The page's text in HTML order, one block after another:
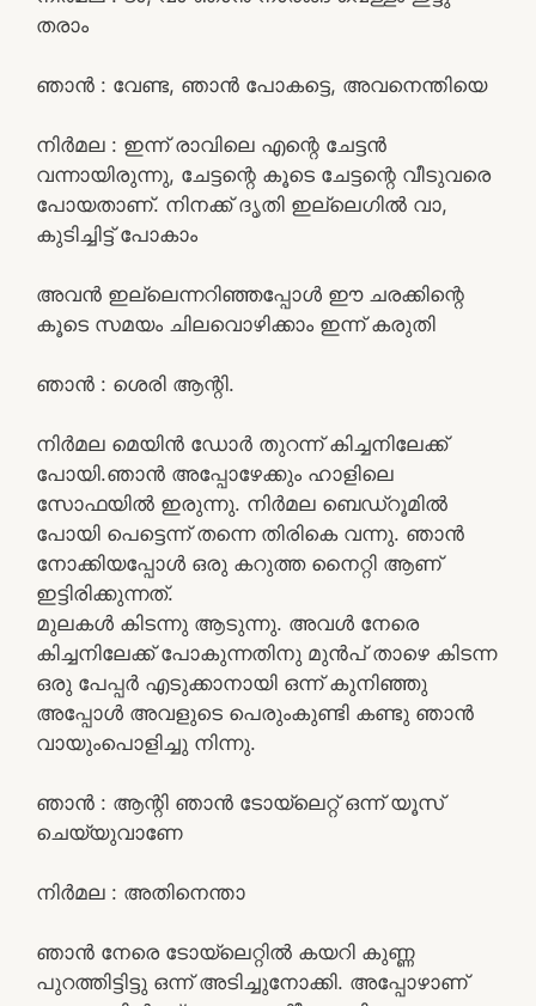
തരാം
ഞാൻ : വേണ്ട, ഞാൻ പോകട്ടെ, അവനെന്തിയെ
നിർമല : ഇന്ന് രാവിലെ എന്റെ ചേട്ടൻ
വന്നായിരുന്നു, ചേട്ടന്റെ കൂടെ ചേട്ടന്റെ വീടുവരെ
പോയതാണ്. നിനക്ക് ദൃതി ഇല്ലെഗിൽ വാ,
കുടിച്ചിട്ട് പോകാം
അവൻ ഇല്ലെന്നറിഞ്ഞപ്പോൾ ഈ ചരക്കിന്റെ
കൂടെ സമയം ചിലവൊഴിക്കാം ഇന്ന് കരുതി
ഞാൻ : ശെരി ആന്റി.
നിർമല മെയിൻ ഡോർ തുറന്ന് കിച്ചനിലേക്ക്
പോയി.ഞാൻ അപ്പോഴേക്കും ഹാളിലെ
സോഫയിൽ ഇരുന്നു. നിർമല ബെഡ്‌റൂമിൽ
പോയി പെട്ടെന്ന് തന്നെ തിരികെ വന്നു. ഞാൻ
നോക്കിയപ്പോൾ ഒരു കറുത്ത നൈറ്റി ആണ്
ഇട്ടിരിക്കുന്നത്.
മുലകൾ കിടന്നു ആടുന്നു. അവൾ നേരെ
കിച്ചനിലേക്ക് പോകുന്നതിനു മുൻപ് താഴെ കിടന്ന
ഒരു പേപ്പർ എടുക്കാനായി ഒന്ന് കുനിഞ്ഞു
അപ്പോൾ അവളുടെ പെരുംകുണ്ടി കണ്ടു ഞാൻ
വായുംപൊളിച്ചു നിന്നു.
ഞാൻ : ആന്റി ഞാൻ ടോയ്‌ലെറ്റ് ഒന്ന് യൂസ്
ചെയ്യുവാണേ
നിർമല : അതിനെന്താ
ഞാൻ നേരെ ടോയ്‌ലെറ്റിൽ കയറി കുണ്ണ
പുറത്തിട്ടിട്ടു ഒന്ന് അടിച്ചുനോക്കി. അപ്പോഴാണ്